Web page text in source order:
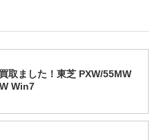
取ました！東芝 PXW/55MW
Win7